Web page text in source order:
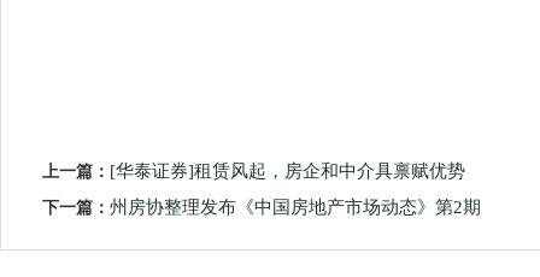
上一篇： [华泰证券]租赁风起，房企和中介具禀赋优势
下一篇： 州房协整理发布《中国房地产市场动态》第2期